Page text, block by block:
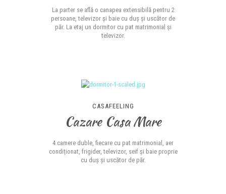
La parter se află o canapea extensibilă pentru 2
persoane, televizor și baie cu duș și uscător de
păr. La etaj un dormitor cu pat matrimonial și
televizor.
CASAFEELING
Cazare Casa Mare
4 camere duble, fiecare cu pat matrimonial, aer
condiționat, frigider, televizor, seif și baie proprie
cu duș și uscător de păr.